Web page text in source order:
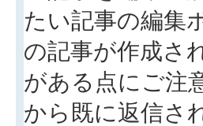
たい記事の編集
の記事が作成さ
がある点にご注
から既に返信さ